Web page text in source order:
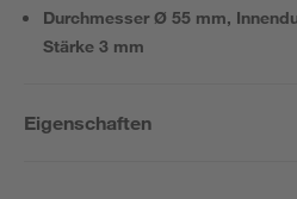
Durchmesser Ø 55 mm,
Stärke 3 mm
Eigenschaften